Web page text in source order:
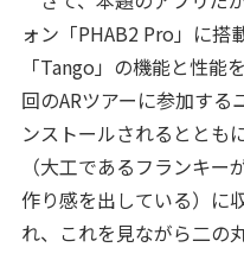
ォン「PHAB2 Pro」に搭
「Tango」の機能と性能
回のARツアーに参加す
ンストールされるととも
（大工であるフランキ
作り感を出している）に
れ、これを見ながら二の